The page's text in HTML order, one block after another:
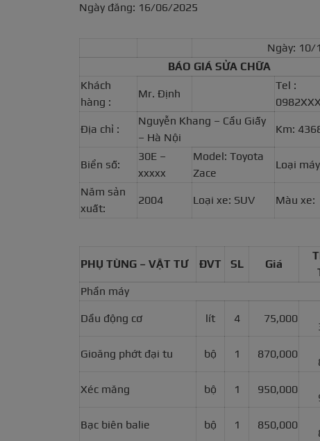
Ngày đăng: 16/06/2025
Ngày: 10/
BÁO GIÁ SỬA CHỮA
Khách
hàng :
Mr. Định
Tel :
Địa chỉ :
Nguyễn Khang – Cầu Giấy
– Hà Nội
Km:
Biển số:
30E –
xxxxx
Model: Toyota
Zace
Loại
Năm sản
xuất:
2004 Loại xe: SUV Màu xe:
PHỤ TÙNG – VẬT TƯ ĐVT SL Giá
Phần máy
Dầu động cơ lít 4 75,000
Gioăng phớt đại tu bộ 1 870,000
Xéc măng bộ 1 950,000
Bạc biên balie bộ 1 850,000